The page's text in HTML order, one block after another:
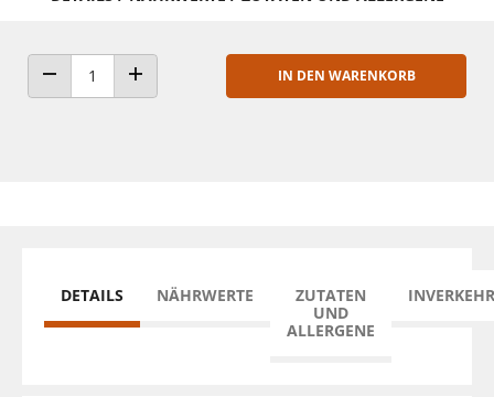
ANZAHL VERRINGERNANZAHL ERHÖHEN
IN DEN WARENKORB
DETAILS NÄHRWERTE
ZUTATEN
UND
ALLERGENE